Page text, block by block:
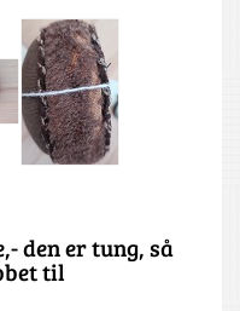
den er tung, så
til